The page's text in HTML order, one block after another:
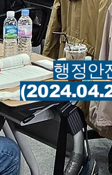
행정안